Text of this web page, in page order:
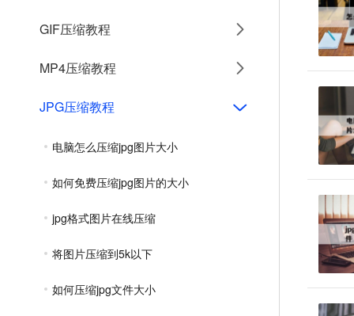
GIF压缩教程
MP4压缩教程
JPG压缩教程
电脑怎么压缩jpg图片大小
如何免费压缩jpg图片的大小
jpg格式图片在线压缩
将图片压缩到5k以下
如何压缩jpg文件大小